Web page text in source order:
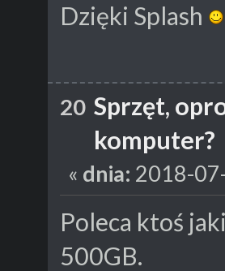
Dzięki Splash
20 Sprzęt,
komputer?
« dnia: 2018-
Poleca ktoś
500GB.